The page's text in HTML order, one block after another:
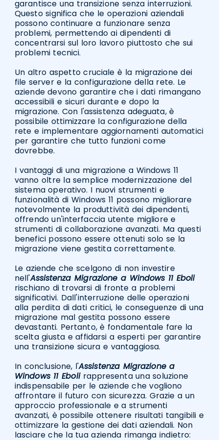
garantisce una transizione senza interruzioni.
Questo significa che le operazioni aziendali
possono continuare a funzionare senza
problemi, permettendo ai dipendenti di
concentrarsi sul loro lavoro piuttosto che sui
problemi tecnici.
Un altro aspetto cruciale è la migrazione dei
file server e la configurazione della rete. Le
aziende devono garantire che i dati rimangano
accessibili e sicuri durante e dopo la
migrazione. Con l'assistenza adeguata, è
possibile ottimizzare la configurazione della
rete e implementare aggiornamenti automatici
per garantire che tutto funzioni come
dovrebbe.
I vantaggi di una migrazione a Windows 11
vanno oltre la semplice modernizzazione del
sistema operativo. I nuovi strumenti e
funzionalità di Windows 11 possono migliorare
notevolmente la produttività dei dipendenti,
offrendo un'interfaccia utente migliore e
strumenti di collaborazione avanzati. Ma questi
benefici possono essere ottenuti solo se la
migrazione viene gestita correttamente.
Le aziende che scelgono di non investire
nell'Assistenza Migrazione a Windows 11 Eboli
rischiano di trovarsi di fronte a problemi
significativi. Dall'interruzione delle operazioni
alla perdita di dati critici, le conseguenze di una
migrazione mal gestita possono essere
devastanti. Pertanto, è fondamentale fare la
scelta giusta e affidarsi a esperti per garantire
una transizione sicura e vantaggiosa.
In conclusione, l'Assistenza Migrazione a
Windows 11 Ebolirappresenta una soluzione
indispensabile per le aziende che vogliono
affrontare il futuro con sicurezza. Grazie a un
approccio professionale e a strumenti
avanzati, è possibile ottenere risultati tangibili e
ottimizzare la gestione dei dati aziendali. Non
lasciare che la tua azienda rimanga indietro: